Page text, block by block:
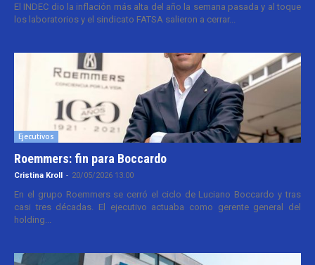
El INDEC dio la inflación más alta del año la semana pasada y al toque
los laboratorios y el sindicato FATSA salieron a cerrar...
Ejecutivos
Roemmers: fin para Boccardo
Cristina Kroll - 20/05/2026 13:00
En el grupo Roemmers se cerró el ciclo de Luciano Boccardo y tras
casi tres décadas. El ejecutivo actuaba como gerente general del
holding...